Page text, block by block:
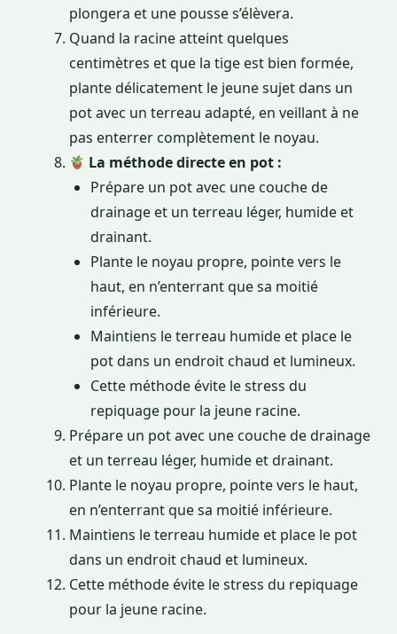
plongera et une pousse s’élèvera.
Quand la racine atteint quelques
centimètres et que la tige est bien formée,
plante délicatement le jeune sujet dans un
pot avec un terreau adapté, en veillant à ne
pas enterrer complètement le noyau.
La méthode directe en pot :
Prépare un pot avec une couche de
drainage et un terreau léger, humide et
drainant.
Plante le noyau propre, pointe vers le
haut, en n’enterrant que sa moitié
inférieure.
Maintiens le terreau humide et place le
pot dans un endroit chaud et lumineux.
Cette méthode évite le stress du
repiquage pour la jeune racine.
Prépare un pot avec une couche de drainage
et un terreau léger, humide et drainant.
Plante le noyau propre, pointe vers le haut,
en n’enterrant que sa moitié inférieure.
Maintiens le terreau humide et place le pot
dans un endroit chaud et lumineux.
Cette méthode évite le stress du repiquage
pour la jeune racine.